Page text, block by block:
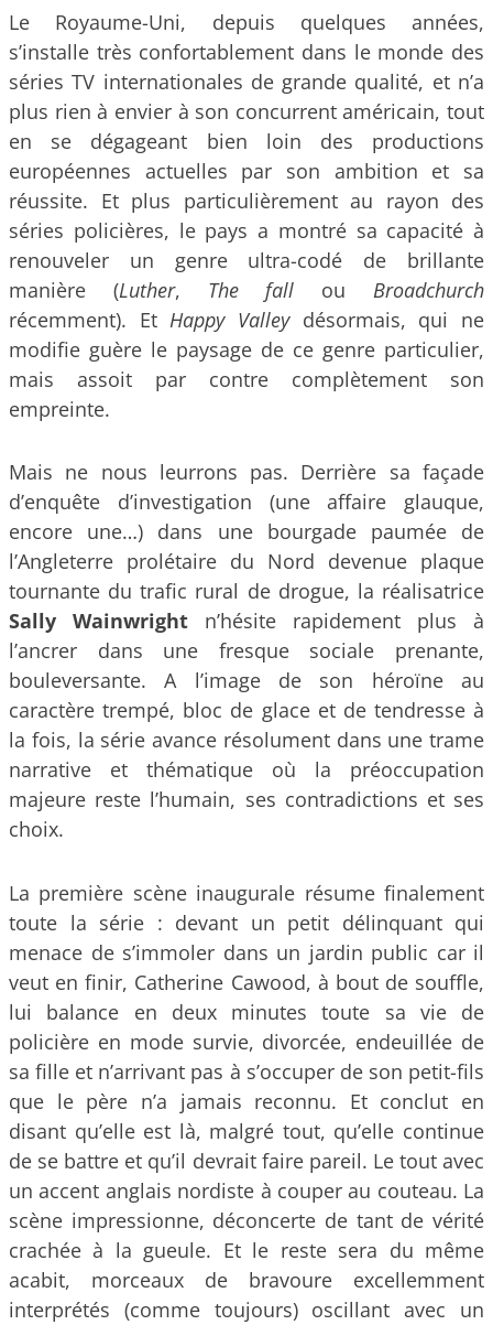
Le Royaume-Uni, depuis quelques années,
s’installe très confortablement dans le monde des
séries TV internationales de grande qualité, et n’a
plus rien à envier à son concurrent américain, tout
en se dégageant bien loin des productions
européennes actuelles par son ambition et sa
réussite. Et plus particulièrement au rayon des
séries policières, le pays a montré sa capacité à
renouveler un genre ultra-codé de brillante
manière (Luther, The fall ou Broadchurch
récemment). Et Happy Valleydésormais, qui ne
modifie guère le paysage de ce genre particulier,
mais assoit par contre complètement son
empreinte.
Mais ne nous leurrons pas. Derrière sa façade
d’enquête d’investigation (une affaire glauque,
encore une…) dans une bourgade paumée de
l’Angleterre prolétaire du Nord devenue plaque
tournante du trafic rural de drogue, la réalisatrice
Sally Wainwright n’hésite rapidement plus à
l’ancrer dans une fresque sociale prenante,
bouleversante. A l’image de son héroïne au
caractère trempé, bloc de glace et de tendresse à
la fois, la série avance résolument dans une trame
narrative et thématique où la préoccupation
majeure reste l’humain, ses contradictions et ses
choix.
La première scène inaugurale résume finalement
toute la série : devant un petit délinquant qui
menace de s’immoler dans un jardin public car il
veut en finir, Catherine Cawood, à bout de souffle,
lui balance en deux minutes toute sa vie de
policière en mode survie, divorcée, endeuillée de
sa fille et n’arrivant pas à s’occuper de son petit-fils
que le père n’a jamais reconnu. Et conclut en
disant qu’elle est là, malgré tout, qu’elle continue
de se battre et qu’il devrait faire pareil. Le tout avec
un accent anglais nordiste à couper au couteau. La
scène impressionne, déconcerte de tant de vérité
crachée à la gueule. Et le reste sera du même
acabit, morceaux de bravoure excellemment
interprétés (comme toujours) oscillant avec un